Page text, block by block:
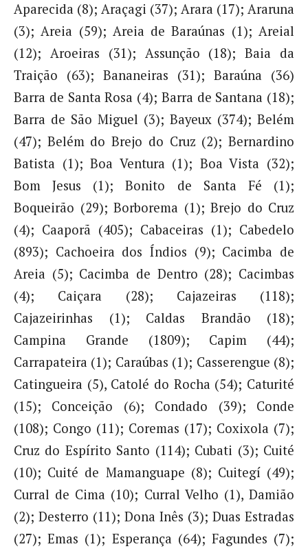
Aparecida (8); Araçagi (37); Arara (17); Araruna
(3); Areia (59); Areia de Baraúnas (1); Areial
(12); Aroeiras (31); Assunção (18); Baia da
Traição (63); Bananeiras (31); Baraúna (36)
Barra de Santa Rosa (4); Barra de Santana (18);
Barra de São Miguel (3); Bayeux (374); Belém
(47); Belém do Brejo do Cruz (2); Bernardino
Batista (1); Boa Ventura (1); Boa Vista (32);
Bom Jesus (1); Bonito de Santa Fé (1);
Boqueirão (29); Borborema (1); Brejo do Cruz
(4); Caaporã (405); Cabaceiras (1); Cabedelo
(893); Cachoeira dos Índios (9); Cacimba de
Areia (5); Cacimba de Dentro (28); Cacimbas
(4); Caiçara (28); Cajazeiras (118);
Cajazeirinhas (1); Caldas Brandão (18);
Campina Grande (1809); Capim (44);
Carrapateira (1); Caraúbas (1); Casserengue (8);
Catingueira (5), Catolé do Rocha (54); Caturité
(15); Conceição (6); Condado (39); Conde
(108); Congo (11); Coremas (17); Coxixola (7);
Cruz do Espírito Santo (114); Cubati (3); Cuité
(10); Cuité de Mamanguape (8); Cuitegí (49);
Curral de Cima (10); Curral Velho (1), Damião
(2); Desterro (11); Dona Inês (3); Duas Estradas
(27); Emas (1); Esperança (64); Fagundes (7);